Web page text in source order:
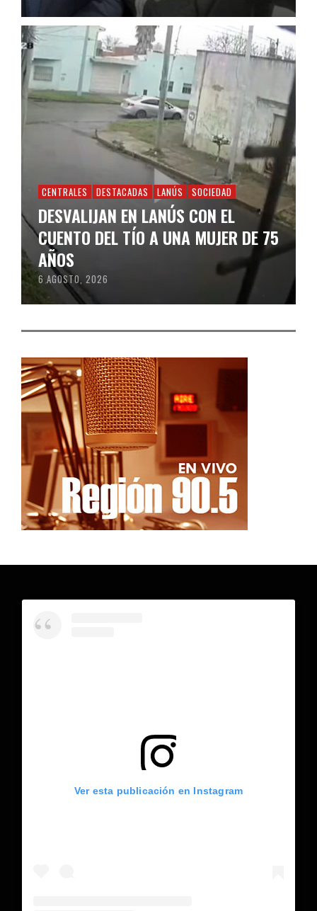
CENTRALES DESTACADAS LANÚS SOCIEDAD
DESVALIJAN EN LANÚS CON EL
CUENTO DEL TÍO A UNA MUJER DE 75
AÑOS
6 AGOSTO, 2026
Ver esta publicación en Instagram